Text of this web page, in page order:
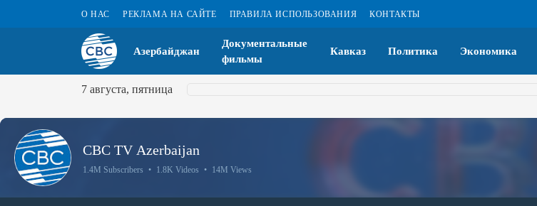
О НАС РЕКЛАМА НА САЙТЕ ПРАВИЛА ИСПОЛЬЗОВАНИЯ КОНТАКТЫ
Азербайджан
Документальные
фильмы
Кавказ Политика Экономика
7 августа, пятница
CBC TV Azerbaijan
1.4M Subscribers • 1.8K Videos • 14M Views